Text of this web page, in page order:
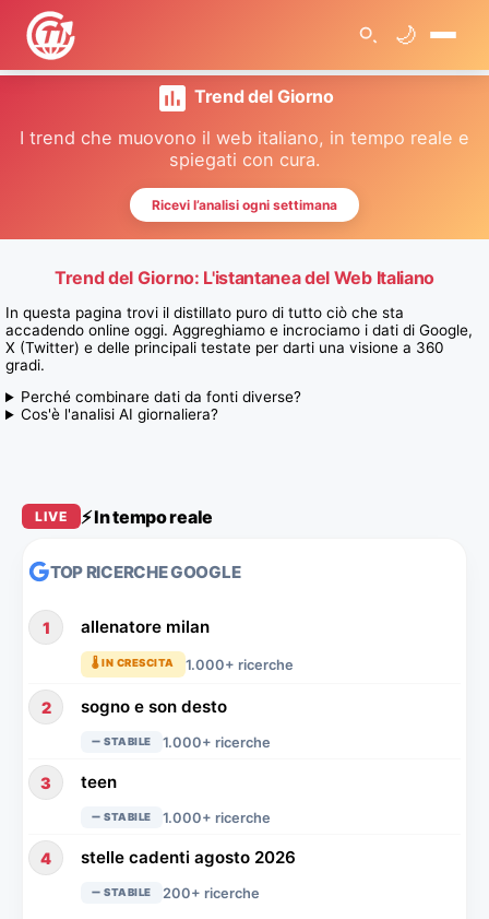
🌙
🏠
Trend del Giorno
I trend che muovono il web italiano, in tempo reale e
spiegati con cura.
Ricevi l’analisi ogni settimana
Trend del Giorno: L'istantanea del Web Italiano
In questa pagina trovi il distillato puro di tutto ciò che sta
accadendo online oggi. Aggreghiamo e incrociamo i dati di Google,
X (Twitter) e delle principali testate per darti una visione a 360
gradi.
Perché combinare dati da fonti diverse?
Cos'è l'analisi AI giornaliera?
LIVE ⚡ In tempo reale
TOP RICERCHE GOOGLE
1 allenatore milan
🌡️ IN CRESCITA 1.000+ ricerche
2 sogno e son desto
➖ STABILE 1.000+ ricerche
3 teen
➖ STABILE 1.000+ ricerche
4 stelle cadenti agosto 2026
➖ STABILE 200+ ricerche